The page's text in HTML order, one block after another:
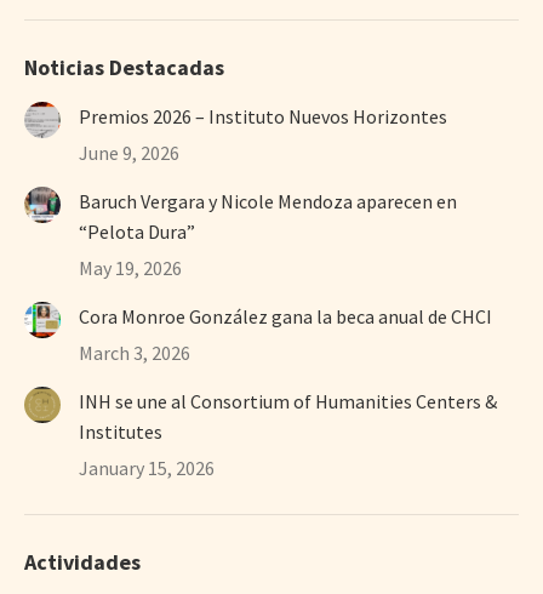
Noticias Destacadas
Premios 2026 – Instituto Nuevos Horizontes
June 9, 2026
Baruch Vergara y Nicole Mendoza aparecen en
“Pelota Dura”
May 19, 2026
Cora Monroe González gana la beca anual de CHCI
March 3, 2026
INH se une al Consortium of Humanities Centers &
Institutes
January 15, 2026
Actividades